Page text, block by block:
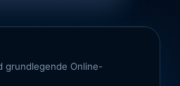
grundlegende Online-